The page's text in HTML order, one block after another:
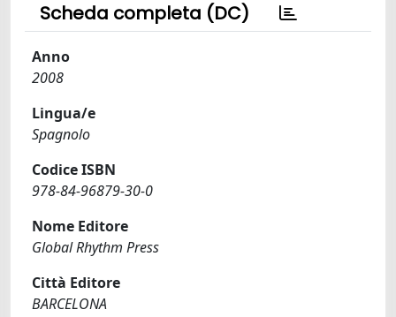
Scheda completa (DC)
Anno
2008
Lingua/e
Spagnolo
Codice ISBN
978-84-96879-30-0
Nome Editore
Global Rhythm Press
Città Editore
BARCELONA